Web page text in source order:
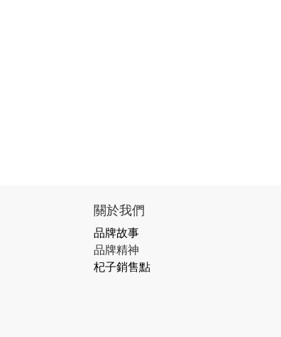
關於我們
品牌故事
品牌精神
杞子銷售點